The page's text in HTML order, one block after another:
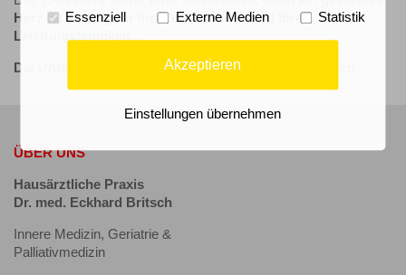
Herz ist wichtig für Ihr Wohlbefinden und Ihre
Leistungsfähigkeit.
Die Untersuchung ist vollkommen nebenwirkungsfrei!
ÜBER UNS
Hausärztliche Praxis
Dr. med. Eckhard Britsch
Innere Medizin, Geriatrie &
Palliativmedizin
Essenziell Externe Medien Statistik
Akzeptieren
Einstellungen übernehmen